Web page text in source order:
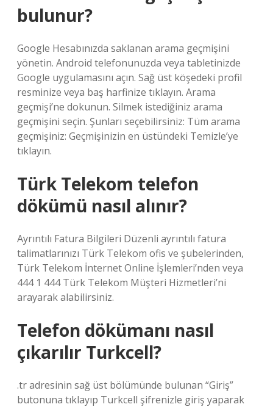
bulunur?
Google Hesabınızda saklanan arama geçmişini
yönetin. Android telefonunuzda veya tabletinizde
Google uygulamasını açın. Sağ üst köşedeki profil
resminize veya baş harfinize tıklayın. Arama
geçmişi’ne dokunun. Silmek istediğiniz arama
geçmişini seçin. Şunları seçebilirsiniz: Tüm arama
geçmişiniz: Geçmişinizin en üstündeki Temizle’ye
tıklayın.
Türk Telekom telefon
dökümü nasıl alınır?
Ayrıntılı Fatura Bilgileri Düzenli ayrıntılı fatura
talimatlarınızı Türk Telekom ofis ve şubelerinden,
Türk Telekom İnternet Online İşlemleri’nden veya
444 1 444 Türk Telekom Müşteri Hizmetleri’ni
arayarak alabilirsiniz.
Telefon dökümanı nasıl
çıkarılır Turkcell?
.tr adresinin sağ üst bölümünde bulunan “Giriş”
butonuna tıklayıp Turkcell şifrenizle giriş yaparak